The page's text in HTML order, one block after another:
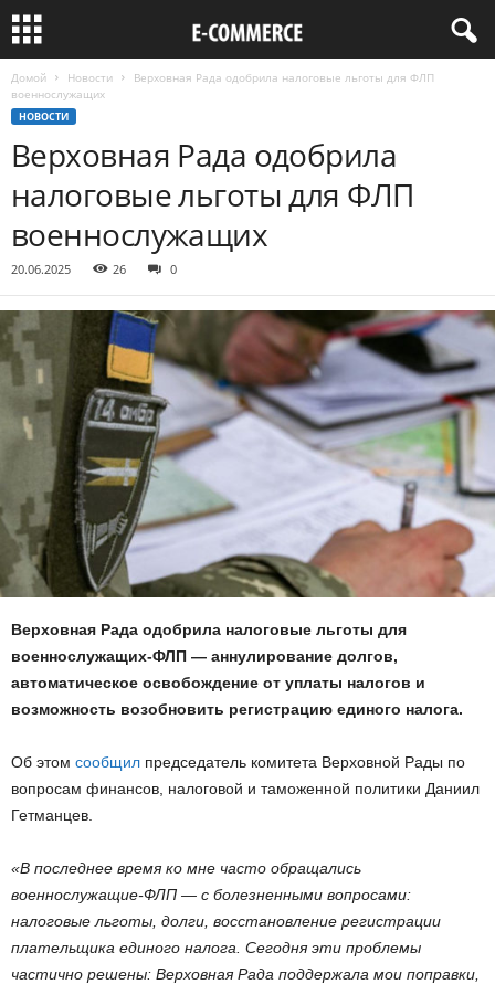
Домой Новости
Верховная Рада одобрила налоговые льготы для ФЛП
военнослужащих
НОВОСТИ
Верховная Рада одобрила
налоговые льготы для ФЛП
военнослужащих
20.06.2025 26 0
Верховная Рада одобрила налоговые льготы для
военнослужащих-ФЛП — аннулирование долгов,
автоматическое освобождение от уплаты налогов и
возможность возобновить регистрацию единого налога.
Об этом сообщил председатель комитета Верховной Рады по
вопросам финансов, налоговой и таможенной политики Даниил
Гетманцев.
«В последнее время ко мне часто обращались
военнослужащие-ФЛП — с болезненными вопросами:
налоговые льготы, долги, восстановление регистрации
плательщика единого налога. Сегодня эти проблемы
частично решены: Верховная Рада поддержала мои поправки,